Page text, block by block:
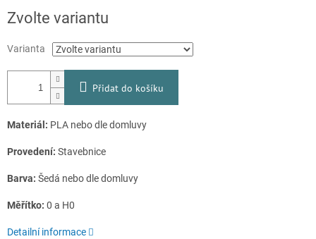
cena:
Zvolte variantu
Varianta
Přidat do košíku
Materiál: PLA nebo dle domluvy
Provedení: Stavebnice
Barva: Šedá nebo dle domluvy
Měřítko: 0 a H0
Detailní informace